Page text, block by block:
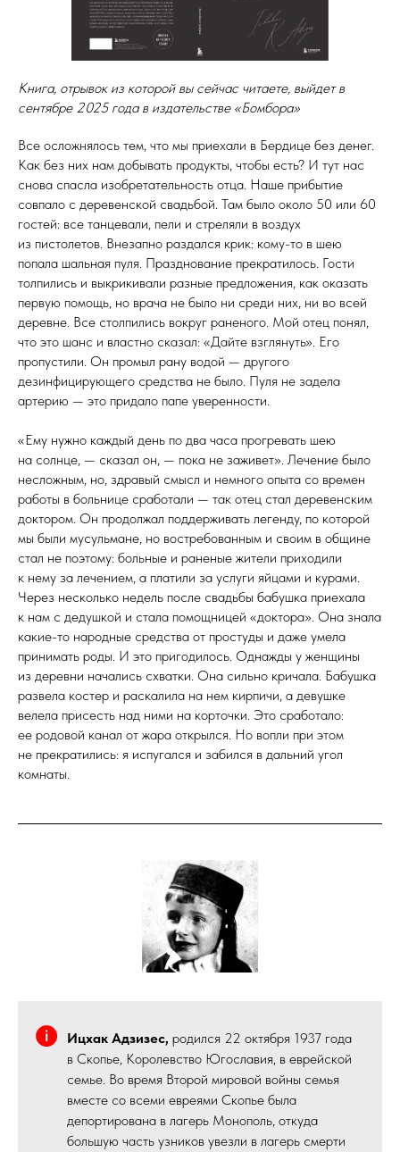
Книга, отрывок из которой вы сейчас читаете, выйдет в
сентябре 2025 года в издательстве «Бомбора»
Все осложнялось тем, что мы приехали в Бердице без денег.
Как без них нам добывать продукты, чтобы есть? И тут нас
снова спасла изобретательность отца. Наше прибытие
совпало с деревенской свадьбой. Там было около 50 или 60
гостей: все танцевали, пели и стреляли в воздух
из пистолетов. Внезапно раздался крик: кому-то в шею
попала шальная пуля. Празднование прекратилось. Гости
толпились и выкрикивали разные предложения, как оказать
первую помощь, но врача не было ни среди них, ни во всей
деревне. Все столпились вокруг раненого. Мой отец понял,
что это шанс и властно сказал: «Дайте взглянуть». Его
пропустили. Он промыл рану водой — другого
дезинфицирующего средства не было. Пуля не задела
артерию — это придало папе уверенности.
«Ему нужно каждый день по два часа прогревать шею
на солнце, — сказал он, — пока не заживет». Лечение было
несложным, но, здравый смысл и немного опыта со времен
работы в больнице сработали — так отец стал деревенским
доктором. Он продолжал поддерживать легенду, по которой
мы были мусульмане, но востребованным и своим в общине
стал не поэтому: больные и раненые жители приходили
к нему за лечением, а платили за услуги яйцами и курами.
Через несколько недель после свадьбы бабушка приехала
к нам с дедушкой и стала помощницей «доктора». Она знала
какие-то народные средства от простуды и даже умела
принимать роды. И это пригодилось. Однажды у женщины
из деревни начались схватки. Она сильно кричала. Бабушка
развела костер и раскалила на нем кирпичи, а девушке
велела присесть над ними на корточки. Это сработало:
ее родовой канал от жара открылся. Но вопли при этом
не прекратились: я испугался и забился в дальний угол
комнаты.
Ицхак Адзизес, родился 22 октября 1937 года
в Скопье, Королевство Югославия, в еврейской
семье. Во время Второй мировой войны семья
вместе со всеми евреями Скопье была
депортирована в лагерь Монополь, откуда
большую часть узников увезли в лагерь смерти